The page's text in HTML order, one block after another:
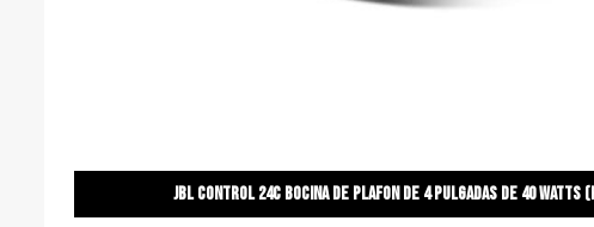
Jbl control 24c bocina de plafon de 4 pulgadas de 40 watts